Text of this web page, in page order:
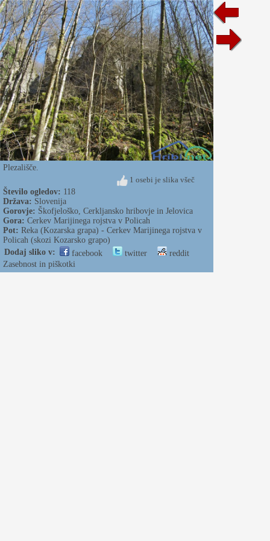
Plezališče.
1 osebi je slika všeč
Število ogledov: 118
Država: Slovenija
Gorovje: Škofjeloško, Cerkljansko hribovje in Jelovica
Gora: Cerkev Marijinega rojstva v Policah
Pot: Reka (Kozarska grapa) - Cerkev Marijinega rojstva v
Policah (skozi Kozarsko grapo)
Dodaj sliko v:
facebook twitter
reddit
Zasebnost in piškotki